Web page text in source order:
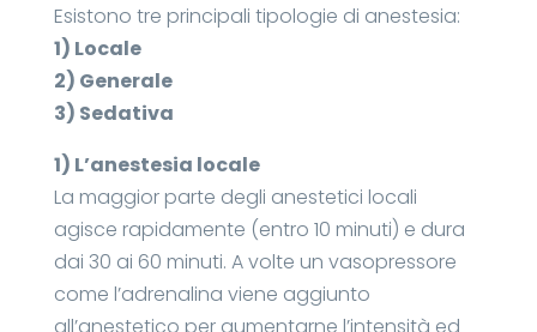
Esistono tre principali tipologie di anestesia:
1) Locale
2) Generale
3) Sedativa
1) L’anestesia locale
La maggior parte degli anestetici locali
agisce rapidamente (entro 10 minuti) e dura
dai 30 ai 60 minuti. A volte un vasopressore
come l’adrenalina viene aggiunto